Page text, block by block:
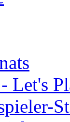
Let's